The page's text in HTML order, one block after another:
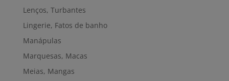
Lenços, Turbantes
Lingerie, Fatos de banho
Manápulas
Marquesas, Macas
Meias, Mangas